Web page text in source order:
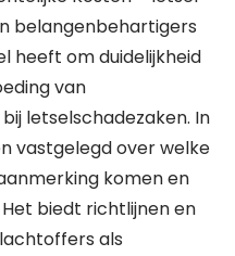
belangenbehartigers
heeft om duidelijkheid
van
letselschadezaken. In
vastgelegd over welke
komen en
biedt richtlijnen en
als